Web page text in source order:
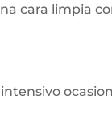
cara limpia